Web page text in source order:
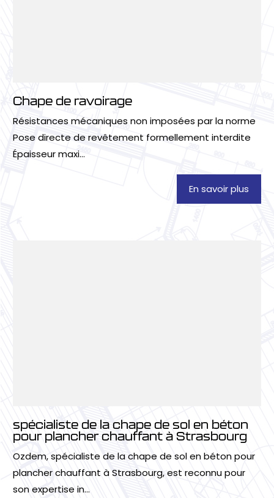
Chape de ravoirage
Résistances mécaniques non imposées par la norme
Pose directe de revêtement formellement interdite
Épaisseur maxi...
En savoir plus
spécialiste de la chape de sol en béton
pour plancher chauffant à Strasbourg
Ozdem, spécialiste de la chape de sol en béton pour
plancher chauffant à Strasbourg, est reconnu pour
son expertise in...